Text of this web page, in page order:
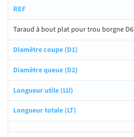
Taraud à bout plat pour trou borgne D6